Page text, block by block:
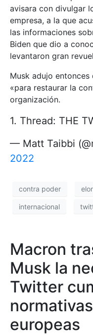
avisara con divulgar
empresa, a la que
las informaciones
Biden que dio a
levantaron gran
Musk adujo
«para restaurar la
organización.
1. Thread: THE
— Matt Taibbi
2022
contra poder
internacional
Macron
Musk la
Twitter
europeas